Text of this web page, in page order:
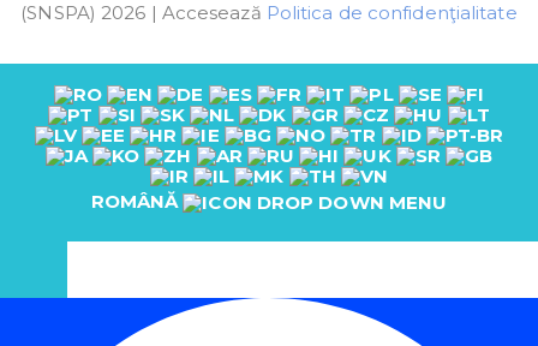
(SNSPA) 2026 | Accesează Politica de confidenţialitate
ROMÂNĂ